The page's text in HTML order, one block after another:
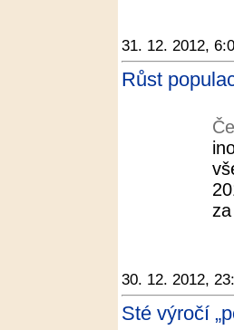
31. 12. 2012,
Růst
30. 12. 2012,
Sté výročí